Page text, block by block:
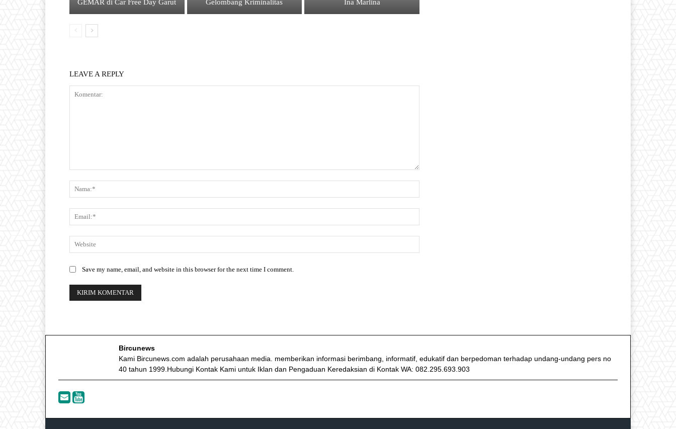
GEMAR di Car Free Day Garut
Gelombang Kriminalitas
Ina Marlina
LEAVE A REPLY
Save my name, email, and website in this browser for the next time I comment.
Bircunews
Kami Bircunews.com adalah perusahaan media. memberikan informasi berimbang, informatif, edukatif dan berpedoman terhadap undang-undang pers no
40 tahun 1999.Hubungi Kontak Kami untuk Iklan dan Pengaduan Keredaksian di Kontak WA: 082.295.693.903